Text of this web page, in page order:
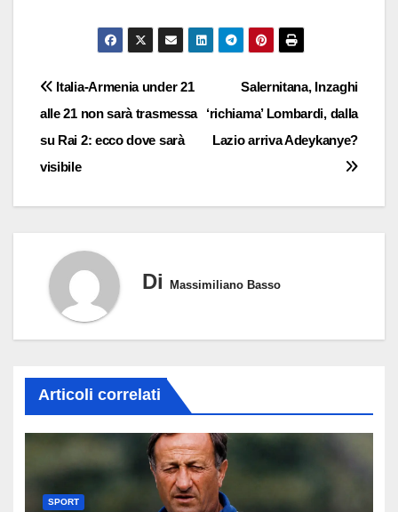
Navigazione
articoli
Salernitana, Inzaghi
‘richiama’ Lombardi, dalla
Lazio arriva Adeykanye?
Italia-Armenia under 21
alle 21 non sarà trasmessa
su Rai 2: ecco dove sarà
visibile
Di Massimiliano Basso
Articoli correlati
SPORT